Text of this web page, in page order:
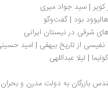
جواد میری
بود | گفت‌وگو
در نیستان ایرانی
تاریخ بیهقی | امید حسینی نژاد
عبداللهی
جایزه کتاب‌سال مهندس بازرگان به دولت مدرن و بحران قانون